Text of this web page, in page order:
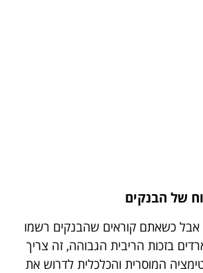
של הבנקים
כשאתם קוראים שהבנקים רשמו
בזכות הריבית הגבוהה, זה צריך
המוסרית והכלכלית לדרוש את